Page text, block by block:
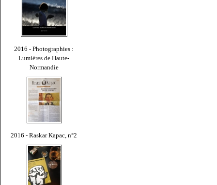
2016 - Photographies :
Lumières de Haute-
Normandie
2016 - Raskar Kapac, n°2